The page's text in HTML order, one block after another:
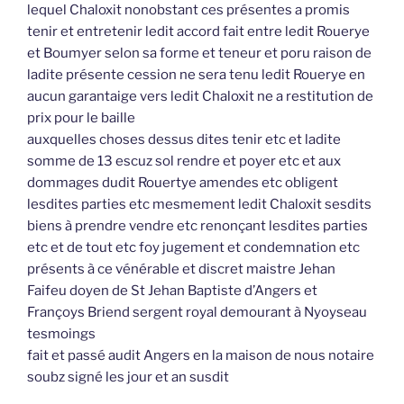
lequel Chaloxit nonobstant ces présentes a promis
tenir et entretenir ledit accord fait entre ledit Rouerye
et Boumyer selon sa forme et teneur et poru raison de
ladite présente cession ne sera tenu ledit Rouerye en
aucun garantaige vers ledit Chaloxit ne a restitution de
prix pour le baille
auxquelles choses dessus dites tenir etc et ladite
somme de 13 escuz sol rendre et poyer etc et aux
dommages dudit Rouertye amendes etc obligent
lesdites parties etc mesmement ledit Chaloxit sesdits
biens à prendre vendre etc renonçant lesdites parties
etc et de tout etc foy jugement et condemnation etc
présents à ce vénérable et discret maistre Jehan
Faifeu doyen de St Jehan Baptiste d’Angers et
Françoys Briend sergent royal demourant à Nyoyseau
tesmoings
fait et passé audit Angers en la maison de nous notaire
soubz signé les jour et an susdit